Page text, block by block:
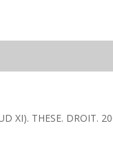
XI). THESE. DROIT.